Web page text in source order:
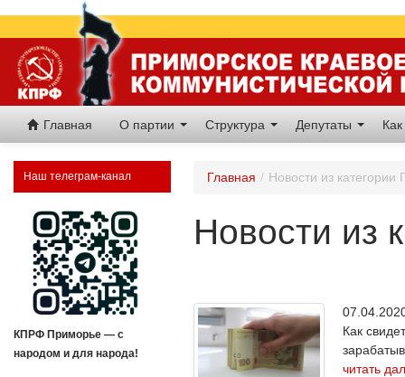
Главная О партии Структура Депутаты
Наш телеграм-канал
КПРФ Приморье — с
народом и для народа!
Главная / Новости из категории
Новости из
Как
читать